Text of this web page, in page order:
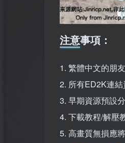
注意事項：
1. 繁體中文的朋
2. 所有ED2K連
3. 早期資源預設
4. 下載教程/解壓
5. 高畫質無損應